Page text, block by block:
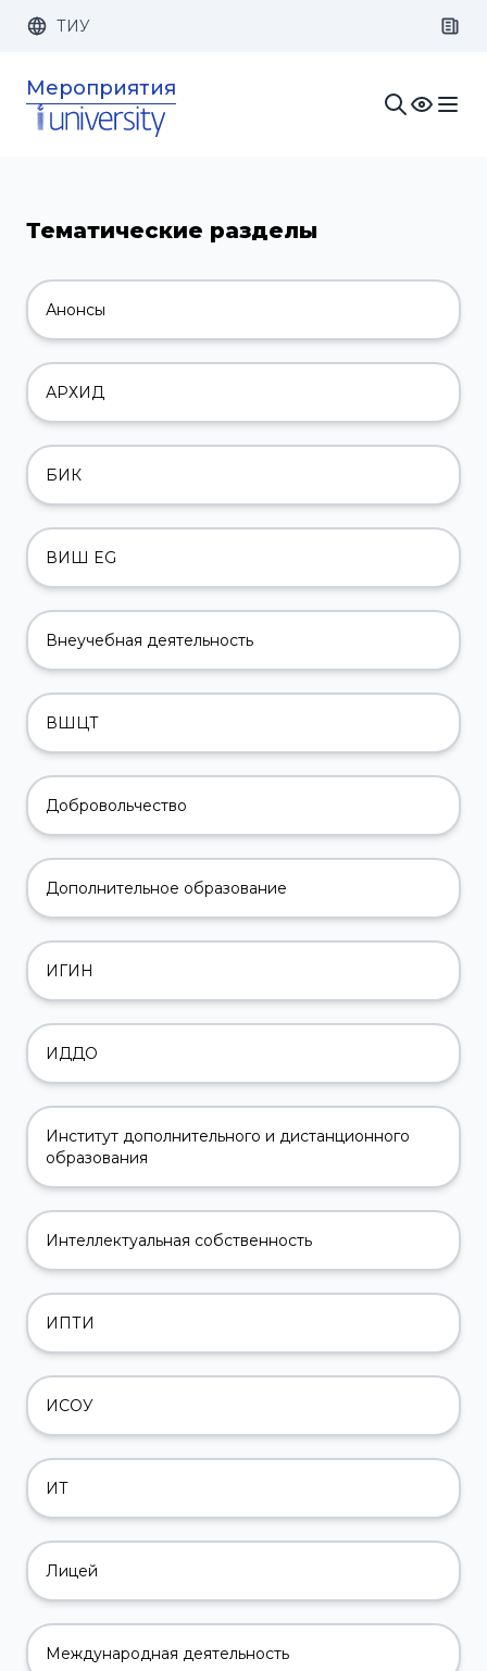
Изображения:
ТИУ
Мероприятия
Тематические разделы
Анонсы
АРХИД
БИК
ВИШ EG
Внеучебная деятельность
ВШЦТ
Добровольчество
Дополнительное образование
ИГИН
ИДДО
Институт дополнительного и дистанционного
образования
Интеллектуальная собственность
ИПТИ
ИСОУ
ИТ
Лицей
Международная деятельность